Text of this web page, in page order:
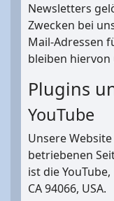
Newsletters
Zwecken bei
Mail-Adressen
bleiben
Plugins
YouTube
Unsere
betriebenen
ist die YouTube,
CA 94066, USA.